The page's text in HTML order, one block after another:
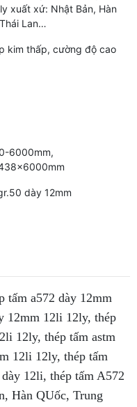
xuất xứ: Nhật Bản, Hàn
Lan…
kim thấp, cường độ cao
6000mm,
dày 12mm
tấm a572 dày 12mm
12mm 12li 12ly, thép
12ly, thép tấm astm
12li 12ly, thép tấm
12li, thép tấm A572
Hàn QUốc, Trung